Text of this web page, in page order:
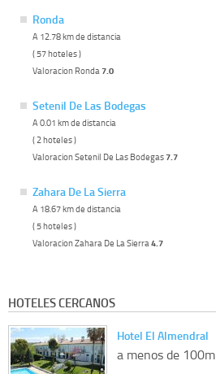
Ronda
A 12.78 km de distancia
( 57 hoteles )
Valoracion Ronda 7.0
Setenil De Las Bodegas
A 0.01 km de distancia
( 2 hoteles )
Valoracion Setenil De Las Bodegas7.7
Zahara De La Sierra
A 18.67 km de distancia
( 5 hoteles )
Valoracion Zahara De La Sierra 4.7
HOTELES CERCANOS
Hotel El Almendral
a menos de 100m